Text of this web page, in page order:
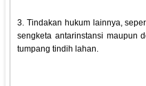
3. Tindakan hukum lainnya,
sengketa antarinstansi maupun
tumpang tindih lahan.